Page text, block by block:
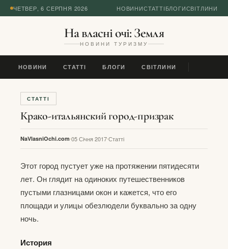
ЧЕТВЕР, 6 СЕРПНЯ 2026 НОВИНИСТАТТІБЛОГИСВІТЛИНИ
На власні очі: Земля
НОВИНИ ТУРИЗМУ
НОВИНИ СТАТТІ БЛОГИ СВІТЛИНИ
СТАТТІ
Крако-итальянский город-призрак
NaVlasniOchi.com 05 Січня 2017Статті
Этот город пустует уже на протяжении пятидесяти
лет. Он глядит на одиноких путешественников
пустыми глазницами окон и кажется, что его
площади и улицы обезлюдели буквально за одну
ночь.
История